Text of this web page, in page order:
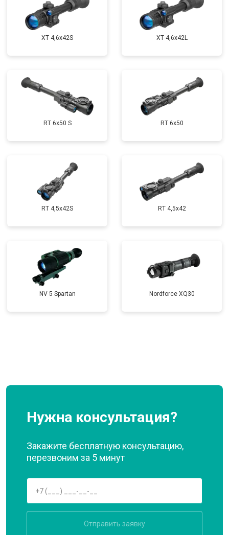
XT 4,6x42S XT 4,6x42L
RT 6x50 S RT 6x50
RT 4,5х42S RT 4,5х42
NV 5 Spartan Nordforce XQ30
Нужна консультация?
Закажите бесплатную консультацию,
перезвоним за 5 минут
Отправить заявку